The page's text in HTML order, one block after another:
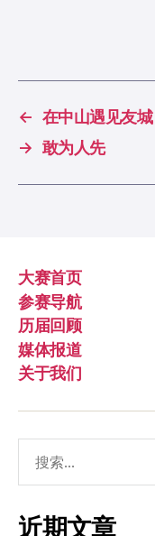
← 在中山遇见友城
→ 敢为人先
大赛首页
参赛导航
历届回顾
媒体报道
关于我们
索：
近期文章